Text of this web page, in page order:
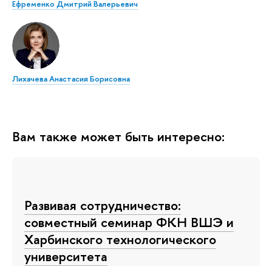
Ефременко Дмитрий Валерьевич
Лихачева Анастасия Борисовна
Вам также может быть интересно:
Развивая сотрудничество:
совместный семинар ФКН ВШЭ и
Харбинского технологического
университета